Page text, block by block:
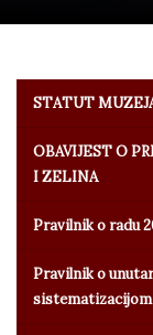
STATUT
OBAVIJEST O
I ZELINA
Pravilnik o radu
Pravilnik o
sistematizacijom